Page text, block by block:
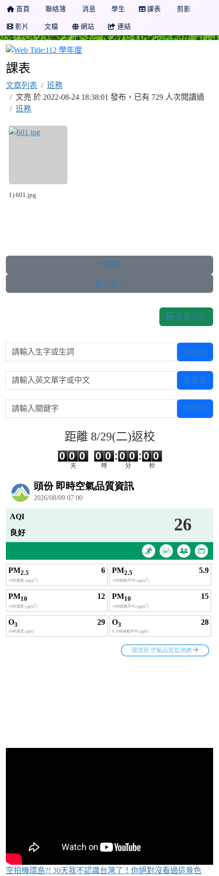
首頁 聯絡簿 消息 學生 課表 剪影
影片 文檔 網站 連結
112 學年度
課表
文章列表
班務
文亮 於 2022-08-24 18:38:01 發布，已有 729 人次閱讀過
班務
1) 601.jpg
牆檔
電子書
友善列印
請輸入生字或生詞 查生字
請輸入英文單字或中文 查單字
請輸入關鍵字 查百科
距離 8/29(二)返校
0
0
0
0
0
天
0 0
時
:0
0
0
分
:
0
0
0
0
秒
空拍機環島?! 30天我不認識台灣了！你絕對沒看過這景色